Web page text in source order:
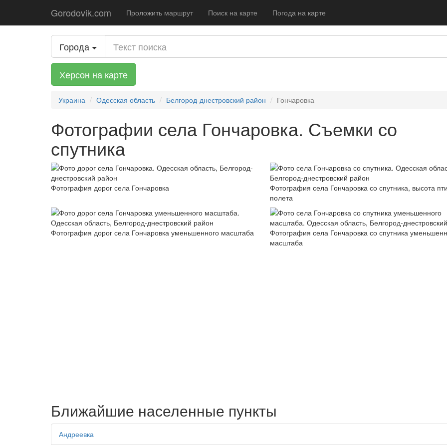
Gorodovik.com Проложить маршрут Поиск на карте Погода на карте
Города
Херсон на карте
Украина Одесская область Белгород-днестровский район Гончаровка
Фотографии села Гончаровка. Съемки со
спутника
Фотография дорог села Гончаровка
Фотография села Гончаровка со спутника, высота
полета
Фотография дорог села Гончаровка уменьшенного масштаба
Фотография села Гончаровка со спутника
масштаба
Ближайшие населенные пункты
Андреевка